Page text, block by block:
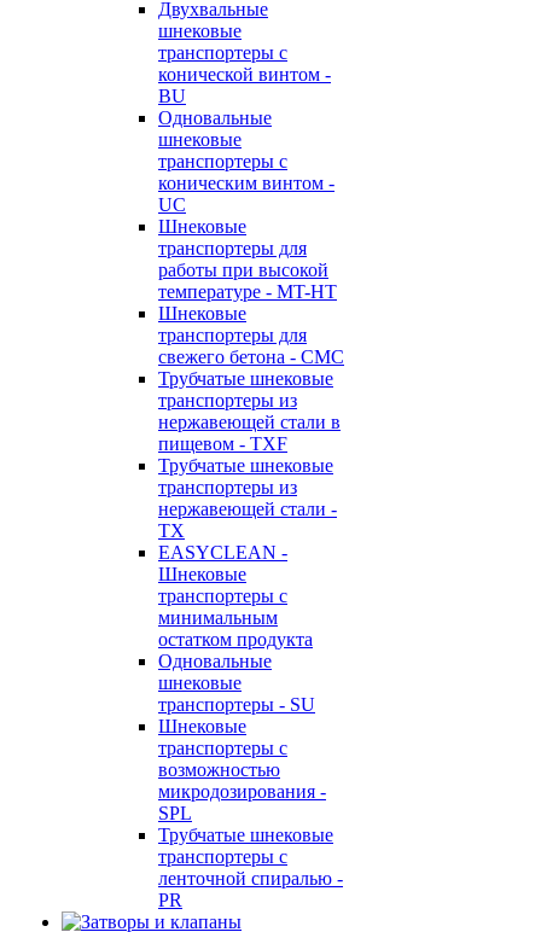
Двухвальные
шнековые
транспортеры с
конической винтом -
BU
Одновальные
шнековые
транспортеры с
коническим винтом -
UC
Шнековые
транспортеры для
работы при высокой
температуре - MT-HT
Шнековые
транспортеры для
свежего бетона - CMC
Трубчатые шнековые
транспортеры из
нержавеющей стали в
пищевом - TXF
Трубчатые шнековые
транспортеры из
нержавеющей стали -
TX
EASYCLEAN -
Шнековые
транспортеры с
минимальным
остатком продукта
Одновальные
шнековые
транспортеры - SU
Шнековые
транспортеры с
возможностью
микродозирования -
SPL
Трубчатые шнековые
транспортеры с
ленточной спиралью -
PR